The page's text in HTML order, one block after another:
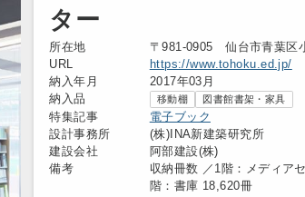
ター
所在地
〒981-0905 仙台市青葉区
URL
https://www.tohoku.ed.jp/
納入年月
2017年03月
納入品
移動棚 図書館書架・家具
特集記事
電子ブック
設計事務所
(株)INA新建築研究所
建設会社
阿部建設(株)
備考
収納冊数 ／1階：メディア
階：書庫 18,620冊